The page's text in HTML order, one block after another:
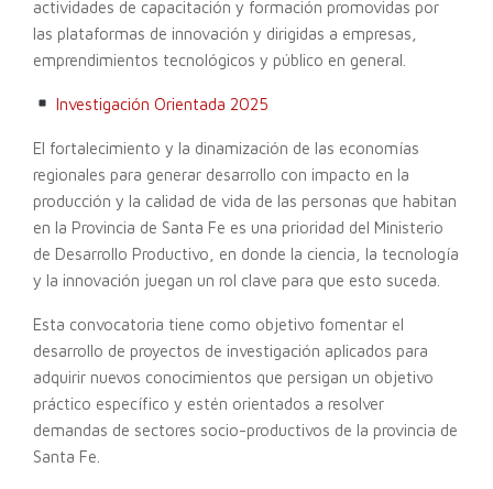
actividades de capacitación y formación promovidas por
las plataformas de innovación y dirigidas a empresas,
emprendimientos tecnológicos y público en general.
Investigación Orientada 2025
El fortalecimiento y la dinamización de las economías
regionales para generar desarrollo con impacto en la
producción y la calidad de vida de las personas que habitan
en la Provincia de Santa Fe es una prioridad del Ministerio
de Desarrollo Productivo, en donde la ciencia, la tecnología
y la innovación juegan un rol clave para que esto suceda.
Esta convocatoria tiene como objetivo fomentar el
desarrollo de proyectos de investigación aplicados para
adquirir nuevos conocimientos que persigan un objetivo
práctico específico y estén orientados a resolver
demandas de sectores socio-productivos de la provincia de
Santa Fe.